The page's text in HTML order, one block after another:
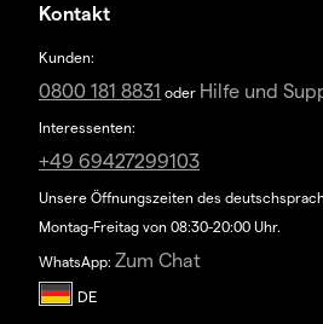
Kontakt
Kunden:
0800 181 8831 oder Hilfe und
Interessenten:
+49 69427299103
Unsere Öffnungszeiten des
Montag-Freitag von 08:30-20:00 Uhr.
WhatsApp: Zum Chat